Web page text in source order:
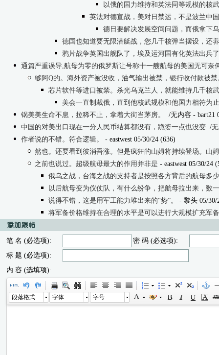
以俄的国力维持和英法同等规模的核
英法对德宣战，美对日禁运，不是波兰中
德日要解决发展空间问题，而俄拿下
德国也知道要无限潜艇战，您几千核弹当摆设，还
鸦片战争英国出舰队了，埃及运河国有化英法出兵
通篇严重误导,航母为零的俄罗斯让号称十一艘航母的美国无可奈
够阿Q的。海外资产被没收，油气输出被禁，银行收付款被禁
芯片软件等进口被禁。杀光乌克兰人，就能维持几千核
美会一直制裁俄，直到他核武规模和他国力相符为止
锅美美生命不息，拉稀不止，拿着大街当茅房。
/无内容 - bart21
中国的对美出口现在一分人民币结算都没有，跪姿一点也没变 /
作者说的不错。符合逻辑。
- eastwest 05/30/24 (636)
然也。还要看到彼消吾涨。但是疯狂的山姆将持续登场。山
之前也说过。超级航母最大的作用并非是 - eastwest 05/30/24
俄乌之战，台海之战的支持者是按照各方背后的航母多
以后航母变为仪仗队，有什么纷争，把航母拉出来，数
说得不错，这是用军工能力堆出来的“势”。
- 黎头 05/30/
将军备价格维持在合理的水平是可以进行大规模扩充军备的前提。像西方目前的武器
笔 名 (必选项):
密 码 (必选项):
标 题 (必选项):
内 容 (选填项):
段落格式 字体 字号